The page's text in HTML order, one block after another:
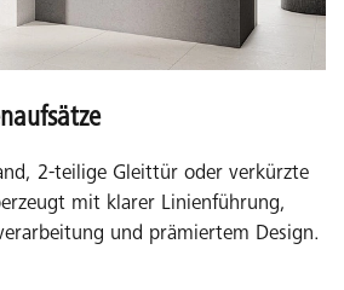
2-teilige Gleittür oder verkürzte
mit klarer Linienführung,
und prämiertem Design.